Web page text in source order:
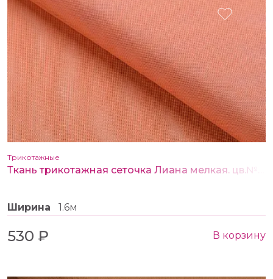
Трикотажные
Ширина 1.6м
530 ₽ В корзину